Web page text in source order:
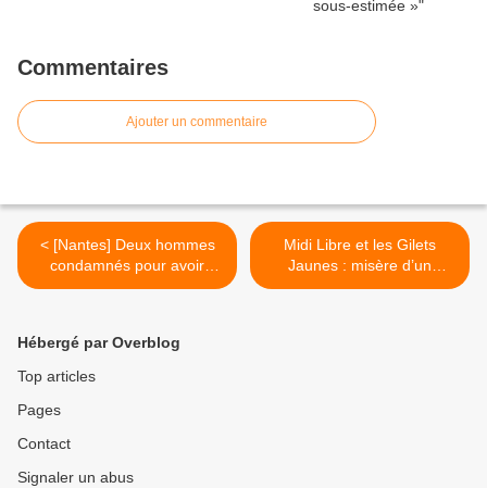
Commentaires
Ajouter un commentaire
< [Nantes] Deux hommes
condamnés pour avoir
pendu un mannequin à
Midi Libre et les Gilets
Jaunes : misère d’un
journalisme de préfecture >
Hébergé par Overblog
Top articles
Pages
Contact
Signaler un abus